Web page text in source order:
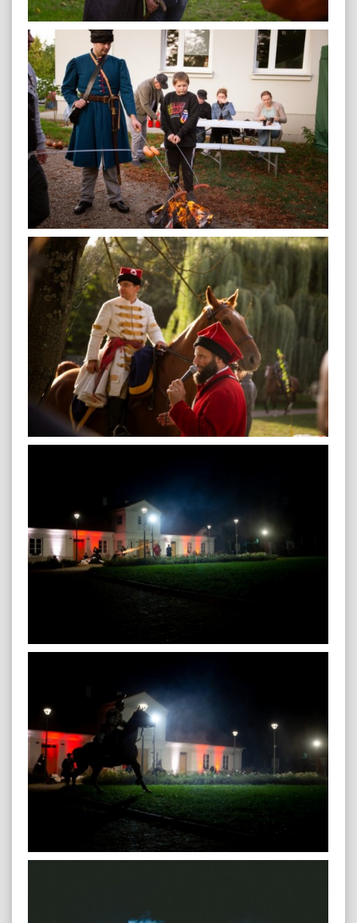
plenerowa-79
plenerowa-80
plenerowa-30